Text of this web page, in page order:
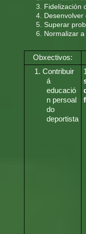
Fidelización
Desenvolver
Superar
Normalizar
Obxectivos:
1. Contribuir
á
educació
n persoal
do
deportista